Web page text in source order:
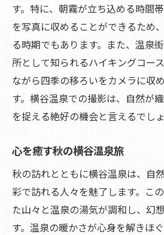
す。特に、朝霧が立ち込める時間
を写真に収めることができるため
る時期でもあります。また、温泉
所として知られるハイキングコー
ながら四季の移ろいをカメラに収
す。横谷温泉での撮影は、自然が
を捉える絶好の機会と言えるでしょ
心を癒す秋の横谷温泉旅
秋の訪れとともに横谷温泉は、自
彩で訪れる人々を魅了します。こ
た山々と温泉の湯気が調和し、幻
す。温泉の暖かさが心身を解きほ